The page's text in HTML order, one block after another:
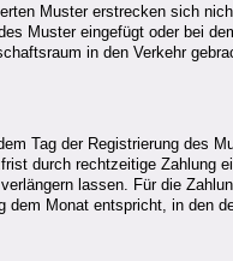
Muster erstrecken sich
Muster eingefügt oder bei
in den Verkehr
Tag der Registrierung des
durch rechtzeitige Zahlung
lassen. Für die
dem Monat entspricht, in den